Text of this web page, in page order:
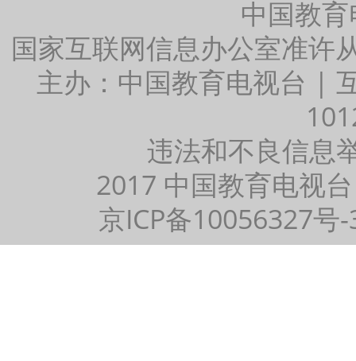
中国教
国家互联网信息办公室准许
主办：中国教育电视台 |
违法和不良信息
2017 中国教育电视
京ICP备10056327号